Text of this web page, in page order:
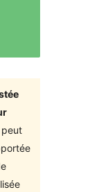
peut